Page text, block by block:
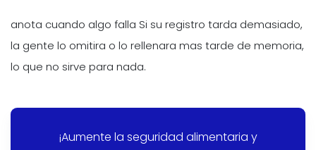
anota cuando algo falla Si su registro tarda demasiado,
la gente lo omitira o lo rellenara mas tarde de memoria,
lo que no sirve para nada.
¡Aumente la seguridad alimentaria y